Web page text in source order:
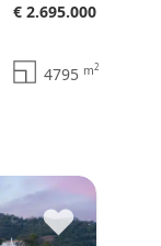
€ 2.695.000
4795 m2
♥